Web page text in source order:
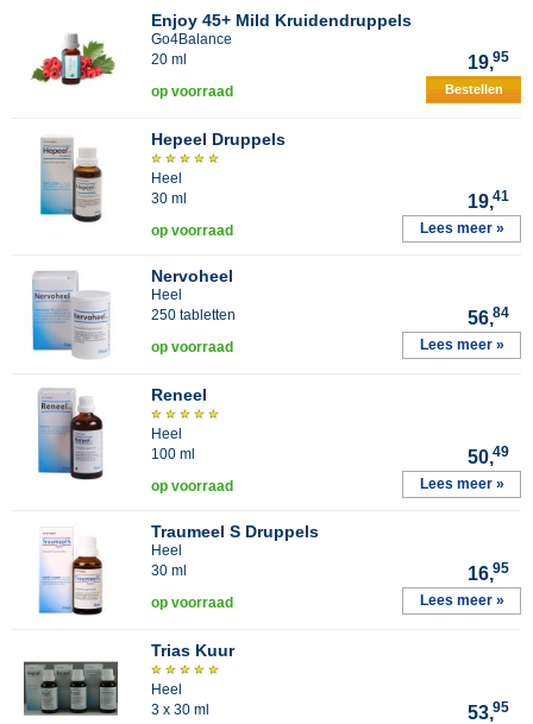
Enjoy 45+ Mild Kruidendruppels
Go4Balance
20 ml
19,95
op voorraad Bestellen
Hepeel Druppels
Heel
30 ml
19,41
op voorraad Lees meer »
Nervoheel
Heel
250 tabletten
56,84
op voorraad Lees meer »
Reneel
Heel
100 ml
50,49
op voorraad Lees meer »
Traumeel S Druppels
Heel
30 ml
16,95
op voorraad Lees meer »
Trias Kuur
Heel
3 x 30 ml
53,95